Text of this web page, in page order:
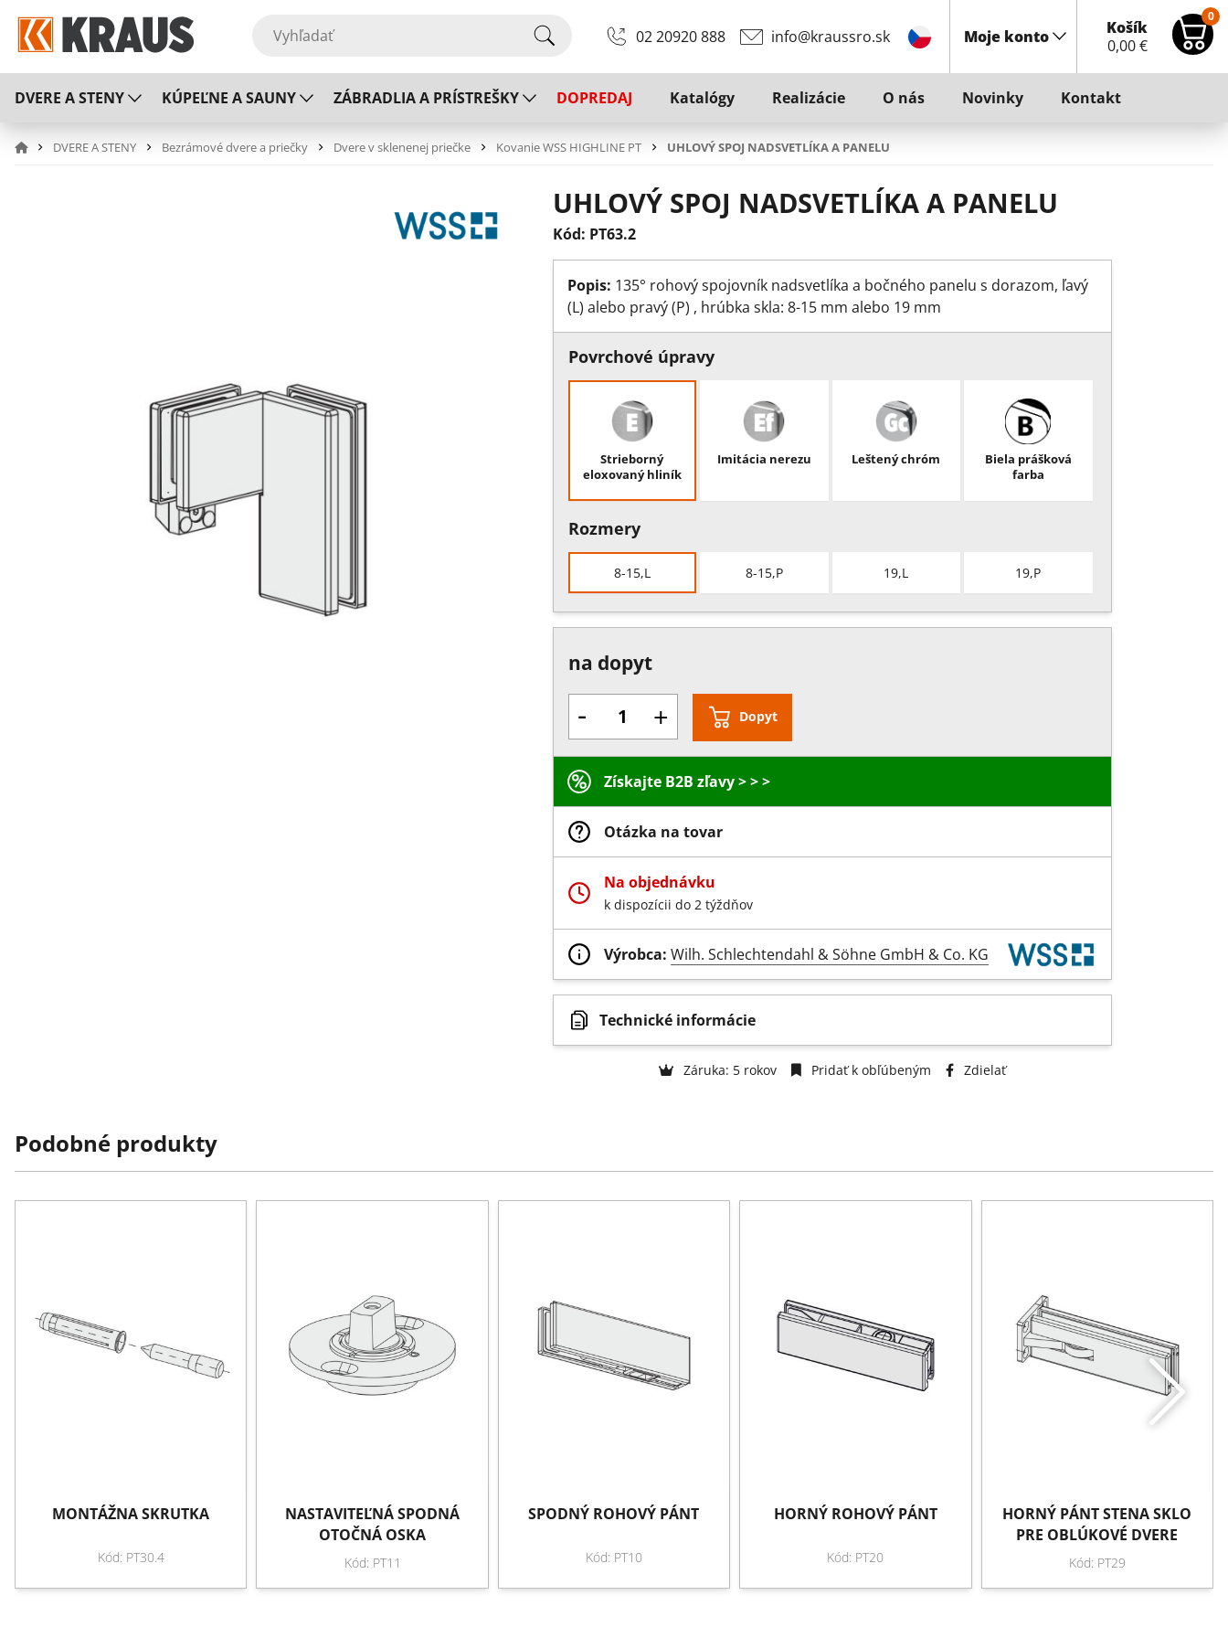
02 20920 888 info@kraussro.sk Moje konto
Košík
0,00€
0
DVERE A STENY KÚPEĽNE A SAUNY ZÁBRADLIA A PRÍSTREŠKY DOPREDAJ Katalógy Realizácie O nás Novinky Kontakt
DVERE A STENY Bezrámové dvere a priečky Dvere v sklenenej priečke Kovanie WSS HIGHLINE PT UHLOVÝ SPOJ NADSVETLÍKA A PANELU
UHLOVÝ SPOJ NADSVETLÍKA A PANELU
Kód: PT63.2
Popis: 135° rohový spojovník nadsvetlíka a bočného panelu s dorazom, ľavý
(L) alebo pravý (P) , hrúbka skla: 8-15 mm alebo 19 mm
Povrchové úpravy
Strieborný
eloxovaný hliník
Imitácia nerezu Leštený chróm
Biela prášková
farba
Rozmery
8-15,L 8-15,P 19,L 19,P
na dopyt
- + Dopyt
Získajte B2B zľavy > > >
Otázka na tovar
Na objednávku
k dispozícii do 2 týždňov
Výrobca: Wilh. Schlechtendahl & Söhne GmbH & Co. KG
Technické informácie
Záruka: 5 rokov Pridať k obľúbeným Zdielať
Podobné produkty
MONTÁŽNA SKRUTKA
Kód: PT30.4
NASTAVITEĽNÁ SPODNÁ
OTOČNÁ OSKA
Kód: PT11
SPODNÝ ROHOVÝ PÁNT
Kód: PT10
HORNÝ ROHOVÝ PÁNT
Kód: PT20
HORNÝ PÁNT STENA SKLO
PRE OBLÚKOVÉ DVERE
Kód: PT29